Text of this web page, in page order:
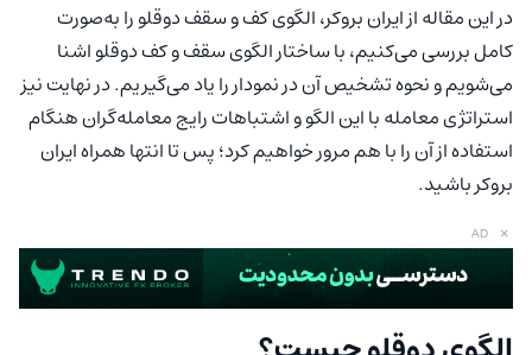
در این مقاله از ایران بروکر، الگوی کف و سقف دوقلو را به‌صورت
کامل بررسی می‌کنیم، با ساختار الگوی سقف و کف دوقلو اشنا
می‌شویم و نحوه تشخیص آن در نمودار را یاد می‌گیریم. در نهایت نیز
استراتژی معامله با این الگو و اشتباهات رایج معامله‌گران هنگام
استفاده از آن را با هم مرور خواهیم کرد؛ پس تا انتها همراه ایران
بروکر باشید.
AD ×